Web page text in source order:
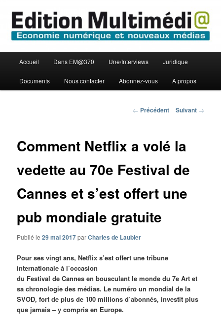
contenu
principalEdition Multimédi@
principal
Accueil Dans EM@370 Une/Interviews Juridique
Documents Nous contacter Abonnez-vous A propos
Navigation
← Précédent Suivant →
Comment Netflix a volé la
vedette au 70e Festival de
Cannes et s’est offert une
pub mondiale gratuite
Publié le29 mai 2017parCharles de Laubier
Pour ses vingt ans, Netflix s’est offert une tribune
internationale à l’occasion
du Festival de Cannes en bousculant le monde du 7e Art et
sa chronologie des médias. Le numéro un mondial de la
SVOD, fort de plus de 100 millions d’abonnés, investit plus
que jamais – y compris en Europe.